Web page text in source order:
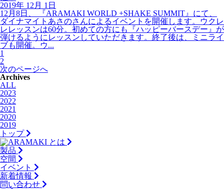
2019年 12月 1日
12月8日、 『ARAMAKI WORLD +SHAKE SUMMIT』にて、
ダイナマイトあさのさんによるイベントを開催します。ウクレ
レレッスンは60分。初めての方にも『ハッピーバースデー』が
弾けるようにレッスンしていただきます。終了後は、ミニライ
ブも開催。ウ...
1
2
次のページへ
Archives
ALL
2023
2022
2021
2020
2019
トップ
とは
製品
空間
イベント
新着情報
問い合わせ